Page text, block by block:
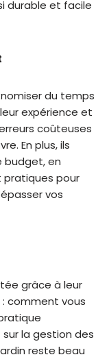
durable et facile
du temps
expérience et
coûteuses
En plus, ils
budget, en
pour
vos
grâce à leur
comment vous
la gestion des
reste beau